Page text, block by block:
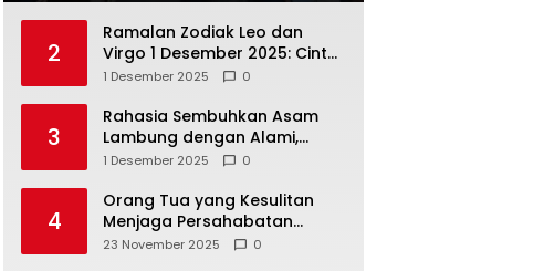
2
Ramalan Zodiak Leo dan
Virgo 1 Desember 2025: Cinta,
Karir, Kesehatan, dan
1 Desember 2025 0
3
Rahasia Sembuhkan Asam
Lambung dengan Alami,
Nomor 4 Disalahpahami
1 Desember 2025 0
4
Orang Tua yang Kesulitan
Menjaga Persahabatan
Biasanya Lakukan 8 Hal Ini
23 November 2025 0